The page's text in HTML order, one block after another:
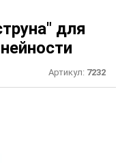
для
Артикул: 7232